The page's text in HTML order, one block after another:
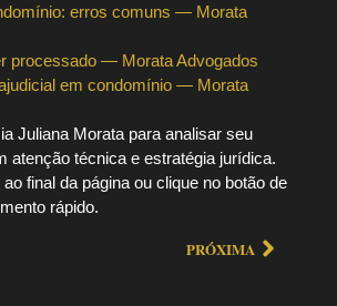
erros comuns — Morata
processado — Morata Advogados
em condomínio — Morata
Juliana Morata para analisar seu
atenção técnica e estratégia jurídica.
final da página ou clique no botão de
rápido.
PRÓXIMA